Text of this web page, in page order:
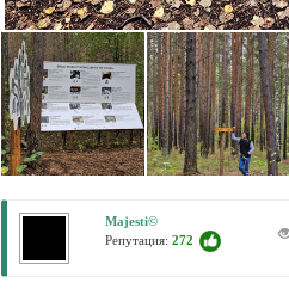
Majesti©
Репутация:272